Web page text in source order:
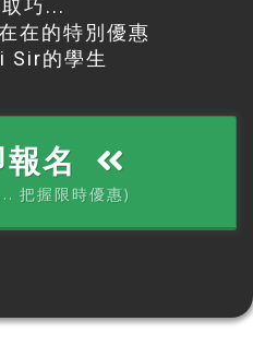
巧...
在的特別優惠
Sir的學生
名
把握限時優惠)